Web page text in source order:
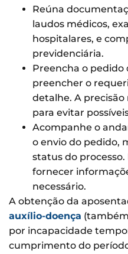
Reúna
laudos médicos,
hospitalares, e
previdenciária.
Preencha o pedido
preencher o
detalhe. A
para evitar
Acompanhe o
o envio do pedido,
status do
fornecer
necessário.
A obtenção da
auxílio-doença
por incapacidade
cumprimento do